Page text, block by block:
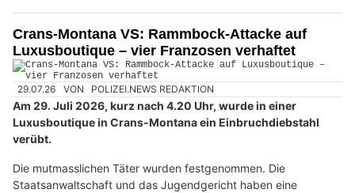
Crans-Montana VS: Rammbock-Attacke auf
Luxusboutique – vier Franzosen verhaftet
29.07.26 VON POLIZEI.NEWS REDAKTION
Am 29. Juli 2026, kurz nach 4.20 Uhr, wurde in einer
Luxusboutique in Crans-Montana ein Einbruchdiebstahl
verübt.
Die mutmasslichen Täter wurden festgenommen. Die
Staatsanwaltschaft und das Jugendgericht haben eine